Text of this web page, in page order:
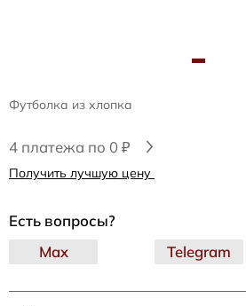
Футболка из хлопка
4 платежа по 0 ₽
Получить лучшую цену
Есть вопросы?
Telegram
Max